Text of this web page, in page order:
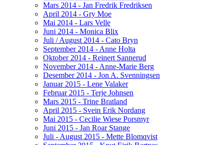
Mars 2014 - Jan Fredrik Fredriksen
April 2014 - Gry Moe
Mai 2014 - Lars Velle
Juni 2014 - Monica Blix
Juli / August 2014 - Cato Bryn
September 2014 - Anne Holta
Oktober 2014 - Reinert Sannerud
November 2014 - Anne-Marie Berg
Desember 2014 - Jon A. Svenningsen
Januar 2015 - Lene Valaker
Februar 2015 - Terje Johnsen
Mars 2015 - Trine Bratland
April 2015 - Svein Erik Nordang
Mai 2015 - Cecilie Wiese Porsmyr
Juni 2015 - Jan Roar Stange
Juli - August 2015 - Mette Blomqvist